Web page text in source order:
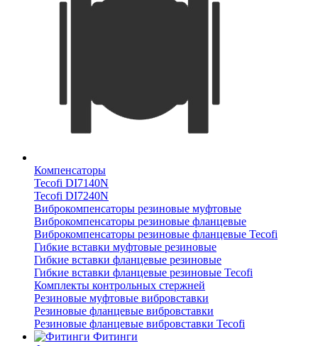
Компенсаторы
Tecofi DI7140N
Tecofi DI7240N
Виброкомпенсаторы резиновые муфтовые
Виброкомпенсаторы резиновые фланцевые
Виброкомпенсаторы резиновые фланцевые Tecofi
Гибкие вставки муфтовые резиновые
Гибкие вставки фланцевые резиновые
Гибкие вставки фланцевые резиновые Tecofi
Комплекты контрольных стержней
Резиновые муфтовые вибровставки
Резиновые фланцевые вибровставки
Резиновые фланцевые вибровставки Tecofi
Фитинги